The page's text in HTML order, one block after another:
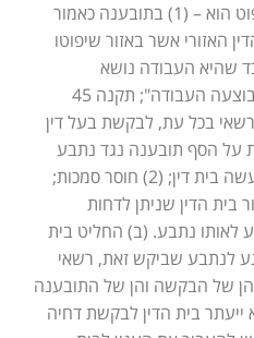
הדין לעבודה: "(א) מקום השיפוט הוא – (1) בתובענה כאמור
– בית הדין האזורי אשר באזור שיפוטו
שהיא העבודה נושא
התובענה, או שבאזור שיפוטו בוצעה העבודה"; תקנה 45
בכל עת, לבקשת בעל דין
על הסף תובענה נגד נתבע
מאחד הנימוקים האלה: (1) מעשה בית דין; (2) חוסר סמכות;
בית הדין שניתן לדחות
לאותו נתבע. (ב) החליט בית
לנתבע שביקש זאת, רשאי
הן של הבקשה והן של התובענה
בית הדין לבקשת דחיה